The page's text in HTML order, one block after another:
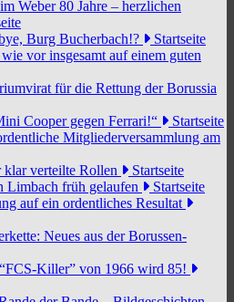
Weber 80 Jahre – herzlichen
Burg Bucherbach!?
Startseite
vor insgesamt auf einem guten
für die Rettung der Borussia
Cooper gegen Ferrari!“
Startseite
Mitgliederversammlung am
klar verteilte Rollen
Startseite
Limbach früh gelaufen
Startseite
auf ein ordentliches Resultat
Neues aus der Borussen-
Killer” von 1966 wird 85!